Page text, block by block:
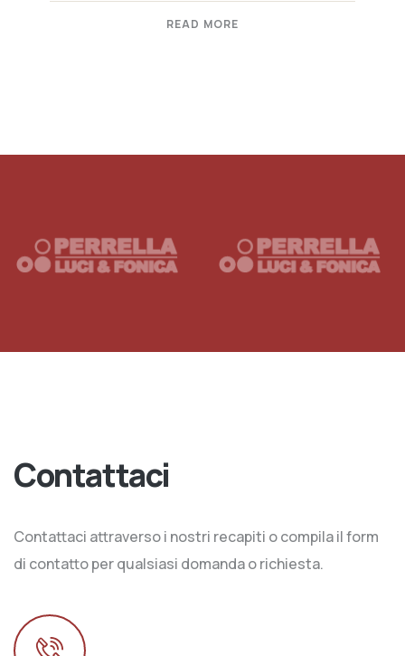
READ MORE
Contattaci
Contattaci attraverso i nostri recapiti o compila il form
di contatto per qualsiasi domanda o richiesta.